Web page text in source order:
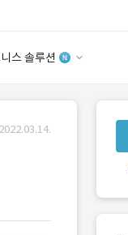
스 솔루션
드 케어